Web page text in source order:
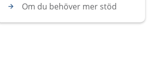
Om du behöver mer stöd